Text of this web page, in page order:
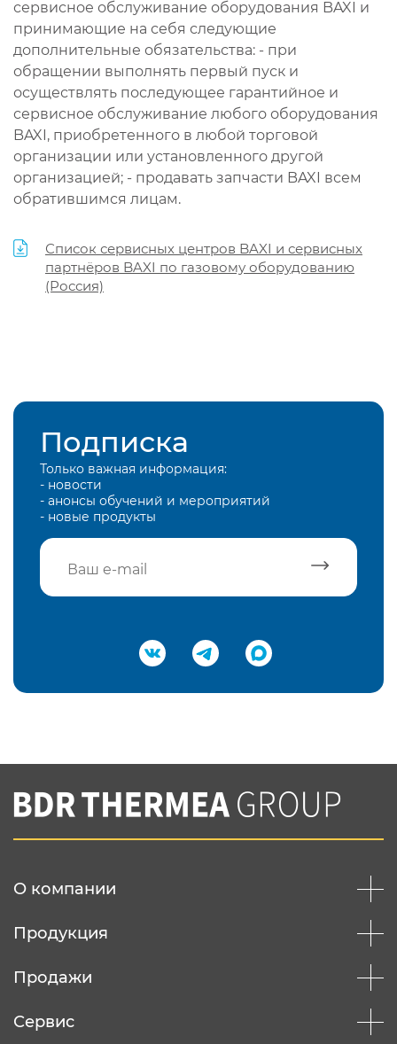
сервисное обслуживание оборудования BAXI и
принимающие на себя следующие
дополнительные обязательства: - при
обращении выполнять первый пуск и
осуществлять последующее гарантийное и
сервисное обслуживание любого оборудования
BAXI, приобретенного в любой торговой
организации или установленного другой
организацией; - продавать запчасти BAXI всем
обратившимся лицам.
Список сервисных центров BAXI и сервисных
партнёров BAXI по газовому оборудованию
(Россия)
Подписка
Только важная информация:
- новости
- анонсы обучений и мероприятий
- новые продукты
Подтвердить e-mail
Вы соглашаетесь с нашей политикой
конфеденциальности
О компании
Продукция
Продажи
Сервис